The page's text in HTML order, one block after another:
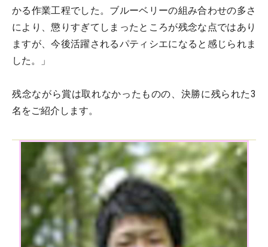
かる作業工程でした。ブルーベリーの組み合わせの多さ
により、懲りすぎてしまったところが残念な点ではあり
ますが、今後活躍されるパティシエになると感じられま
した。」
残念ながら賞は取れなかったものの、決勝に残られた3
名をご紹介します。